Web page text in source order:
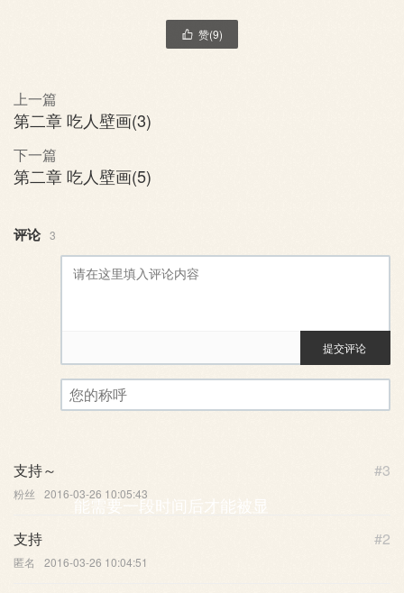
 赞(9)
上一篇
第二章 吃人壁画(3)
下一篇
第二章 吃人壁画(5)
评论 3
评论审核已启用。您的评论可
能需要一段时间后才能被显
提交评论
#3
支持～
粉丝 2016-03-26 10:05:43
#2
支持
匿名 2016-03-26 10:04:51